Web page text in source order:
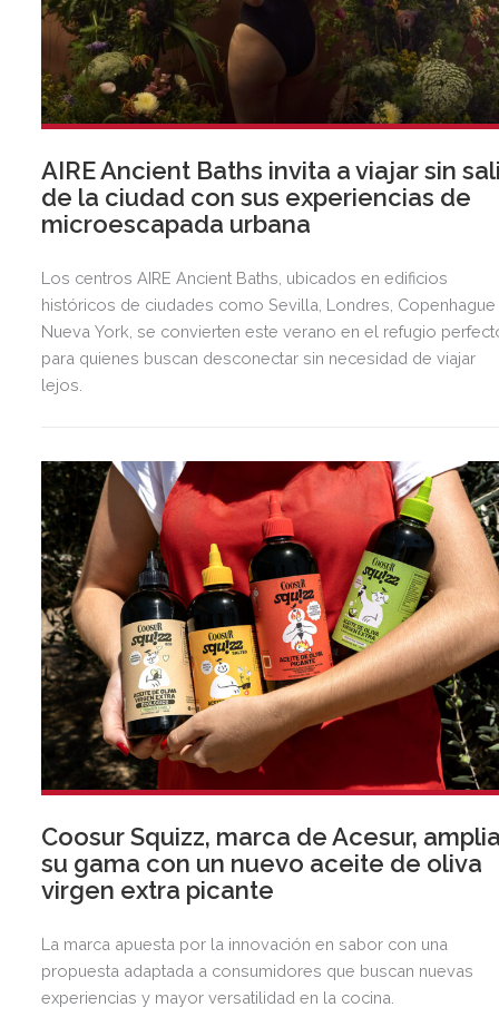
AIRE Ancient Baths invita a viajar sin
de la ciudad con sus experiencias de
microescapada urbana
Los centros AIRE Ancient Baths, ubicados en edificios
históricos de ciudades como Sevilla, Londres,
Nueva York, se convierten este verano en el refugio
para quienes buscan desconectar sin necesidad de viajar
lejos.
Coosur Squizz, marca de Acesur,
su gama con un nuevo aceite de oliva
virgen extra picante
La marca apuesta por la innovación en sabor con una
propuesta adaptada a consumidores que buscan nuevas
experiencias y mayor versatilidad en la cocina.